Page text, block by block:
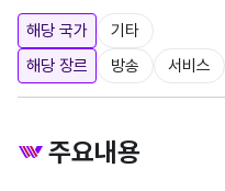
해당 국가
기타
해당 장르
방송 서비스
주요내용